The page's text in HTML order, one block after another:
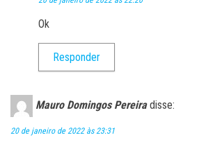
Ok
Responder
Mauro Domingos Pereira disse:
20 de janeiro de 2022 às 23:31